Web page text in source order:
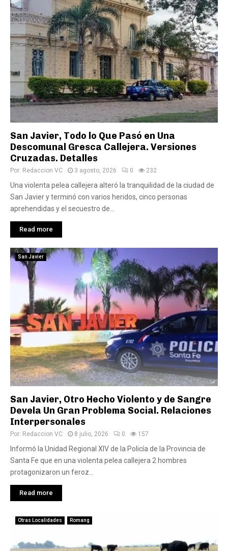
San Javier, Todo lo Que Pasó en Una
Descomunal Gresca Callejera. Versiones
Cruzadas. Detalles
Por: Redaccion VC 3 agosto, 2026 0 232
Una violenta pelea callejera alteró la tranquilidad de la ciudad de
San Javier y terminó con varios heridos, cinco personas
aprehendidas y el secuestro de...
Read more
San Javier
San Javier, Otro Hecho Violento y de Sangre
Devela Un Gran Problema Social. Relaciones
Interpersonales
Por: Redaccion VC 8 julio, 2026 0 157
Informó la Unidad Regional XIV de la Policía de la Provincia de
Santa Fe que en una violenta pelea callejera 2 hombres
protagonizaron un feroz...
Read more
Otras Localidades Romang